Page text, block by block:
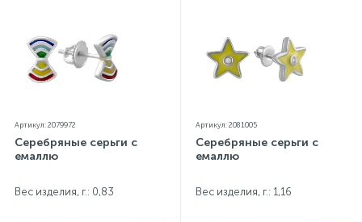
Артикул: 2079972
Серебряные серьги с
емаллю
Вес изделия, г.: 0,83
Артикул: 2081005
Серебряные серьги с
емаллю
Вес изделия, г.: 1,16